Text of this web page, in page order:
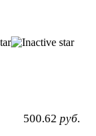
500.62 руб.